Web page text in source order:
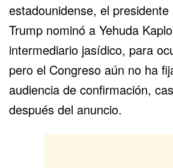
estadounidense, el presidente
Trump nominó a Yehuda
intermediario jasídico, para
pero el Congreso aún no ha
audiencia de confirmación,
después del anuncio.